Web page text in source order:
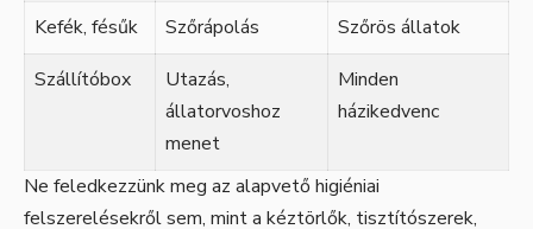
Kefék, fésűk
Szőrápolás
Szőrös állatok
Szállítóbox
Utazás,
állatorvoshoz
menet
Minden
házikedvenc
Ne feledkezzünk meg az alapvető higiéniai
felszerelésekről sem, mint a kéztörlők, tisztítószerek,